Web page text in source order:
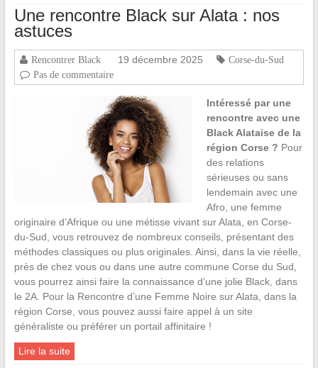
Une rencontre Black sur Alata : nos
astuces
Rencontrer Black 19 décembre 2025
Corse-du-Sud
Pas de commentaire
Intéressé par une
rencontre avec une
Black Alataise de la
région Corse ? Pour
des relations
sérieuses ou sans
lendemain avec une
Afro, une femme
originaire d’Afrique ou une métisse vivant sur Alata, en Corse-
du-Sud, vous retrouvez de nombreux conseils, présentant des
méthodes classiques ou plus originales. Ainsi, dans la vie réelle,
près de chez vous ou dans une autre commune Corse du Sud,
vous pourrez ainsi faire la connaissance d’une jolie Black, dans
le 2A. Pour la Rencontre d’une Femme Noire sur Alata, dans la
région Corse, vous pouvez aussi faire appel à un site
généraliste ou préférer un portail affinitaire !
Lire la suite